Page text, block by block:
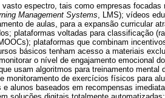
vasto espectro, tais como empresas focadas
Management Systems , LMS); vídeos
de aulas, para a expansão curricular
plataformas voltadas para classificação
plataformas que combinam
básicos tenham acesso a materiais
o nível de engajamento emocional
usam algoritmos para treinamento mental
monitoramento de exercícios físicos para
alunos baseados em recompensas